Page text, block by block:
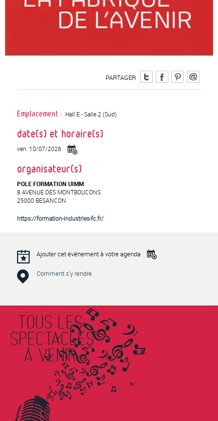
PARTAGER
Emplacement : Hall E - Salle 2 (Sud)
date(s) et horaire(s)
ven. 10/07/2026
organisateur(s)
POLE FORMATION UIMM
8 AVENUE DES MONTBOUCONS
25000 BESANCON
https://formation-industries-fc.fr/
Ajouter cet événement à votre agenda
Comment s'y rendre
TOUS LES
SPECTACLES
À VENIR